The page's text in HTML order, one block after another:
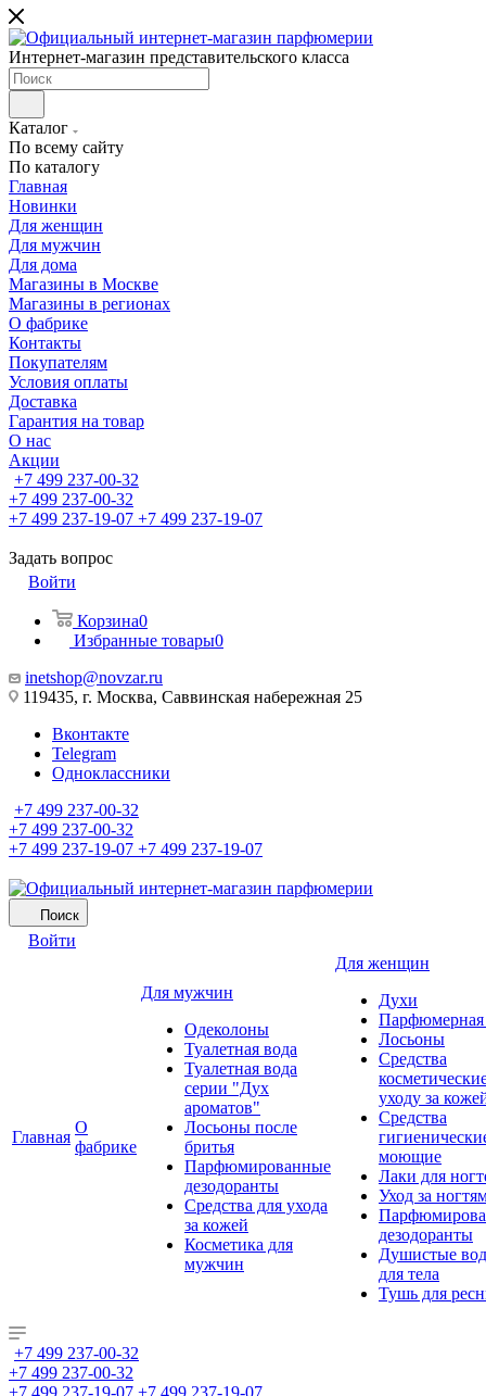
Интернет-магазин представительского класса
Каталог
По всему сайту
По каталогу
Главная
Новинки
Для женщин
Для мужчин
Для дома
Магазины в Москве
Магазины в регионах
О фабрике
Контакты
Покупателям
Условия оплаты
Доставка
Гарантия на товар
О нас
Акции
+7 499 237-00-32
+7 499 237-00-32
+7 499 237-19-07 +7 499 237-19-07
Задать вопрос
Войти
Корзина0
Избранные товары0
inetshop@novzar.ru
119435, г. Москва, Саввинская набережная 25
Вконтакте
Telegram
Одноклассники
+7 499 237-00-32
+7 499 237-00-32
+7 499 237-19-07 +7 499 237-19-07
Поиск
Войти
Главная
О
фабрике
Для мужчин
Одеколоны
Туалетная вода
Туалетная вода
серии "Дух
ароматов"
Лосьоны после
бритья
Парфюмированные
дезодоранты
Средства для ухода
за кожей
Косметика для
мужчин
Для женщин
Духи
Парфюмерная
Лосьоны
Средства
уходу за
Средства
моющие
Лаки для
Уход за
дезодоранты
Душистые
для тела
Тушь для
+7 499 237-00-32
+7 499 237-00-32
+7 499 237-19-07 +7 499 237-19-07